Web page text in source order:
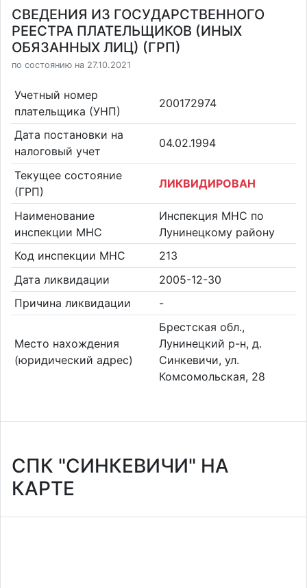
СВЕДЕНИЯ ИЗ ГОСУДАРСТВЕННОГО
РЕЕСТРА ПЛАТЕЛЬЩИКОВ (ИНЫХ
ОБЯЗАННЫХ ЛИЦ) (ГРП)
по состоянию на 27.10.2021
Учетный номер
плательщика (УНП)
200172974
Дата постановки на
налоговый учет
04.02.1994
Текущее состояние
(ГРП)
ЛИКВИДИРОВАН
Наименование
инспекции МНС
Инспекция МНС по
Лунинецкому району
Код инспекции МНС
213
Дата ликвидации
2005-12-30
Причина ликвидации
-
Место нахождения
(юридический адрес)
Брестская обл.,
Лунинецкий р-н, д.
Синкевичи, ул.
Комсомольская, 28
СПК "СИНКЕВИЧИ" НА
КАРТЕ